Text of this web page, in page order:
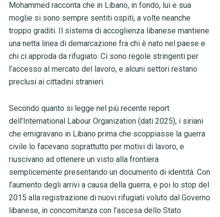
Mohammed racconta che in Libano, in fondo, lui e sua
moglie si sono sempre sentiti ospiti, a volte neanche
troppo graditi. Il sistema di accoglienza libanese mantiene
una netta linea di demarcazione fra chi è nato nel paese e
chi ci approda da rifugiato. Ci sono regole stringenti per
l’accesso al mercato del lavoro, e alcuni settori restano
preclusi ai cittadini stranieri.
Secondo quanto si legge nel più recente report
dell’International Labour Organization (dati 2025), i siriani
che emigravano in Libano prima che scoppiasse la guerra
civile lo facevano soprattutto per motivi di lavoro, e
riuscivano ad ottenere un visto alla frontiera
semplicemente presentando un documento di identità. Con
l’aumento degli arrivi a causa della guerra, e poi lo stop del
2015 alla registrazione di nuovi rifugiati voluto dal Governo
libanese, in concomitanza con l’ascesa dello Stato